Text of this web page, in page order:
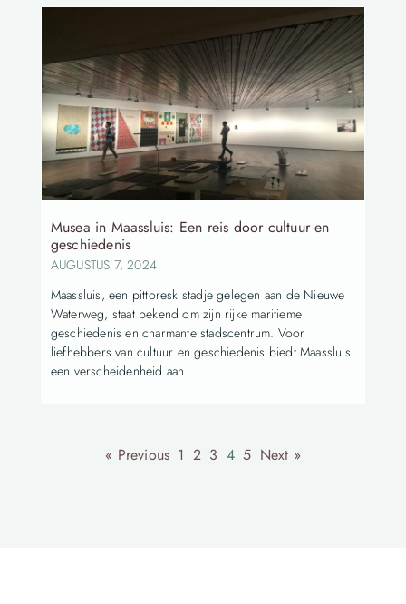
Musea in Maassluis: Een reis door cultuur en
geschiedenis
AUGUSTUS 7, 2024
Maassluis, een pittoresk stadje gelegen aan de Nieuwe
Waterweg, staat bekend om zijn rijke maritieme
geschiedenis en charmante stadscentrum. Voor
liefhebbers van cultuur en geschiedenis biedt Maassluis
een verscheidenheid aan
« Previous 1 2 3 4 5 Next »